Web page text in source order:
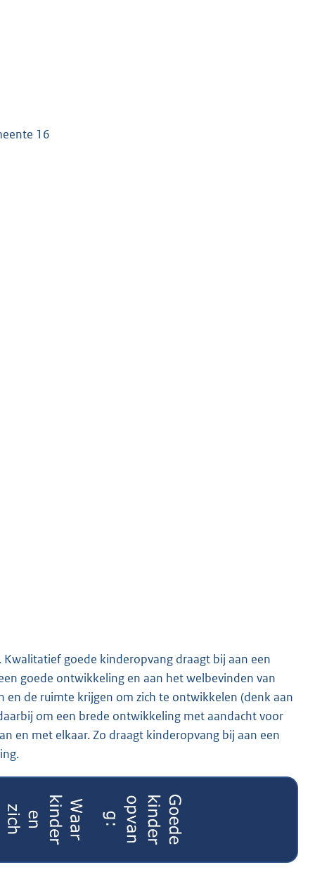
16
goede kinderopvang draagt bij aan een
goede ontwikkeling en aan het welbevinden van
de ruimte krijgen om zich te ontwikkelen (denk aan
om een brede ontwikkeling met aandacht voor
en met elkaar. Zo draagt kinderopvang bij aan een